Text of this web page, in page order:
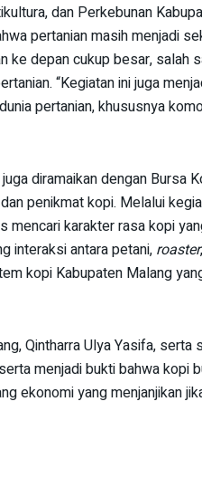
dan Perkebunan
pertanian masih menjadi
ke depan cukup besar, salah
“Kegiatan ini juga
pertanian, khususnya
diramaikan dengan Bursa
penikmat kopi. Melalui
mencari karakter rasa kopi
interaksi antara petani, roaster
kopi Kabupaten Malang
Qintharra Ulya Yasifa, serta
menjadi bukti bahwa kopi
ekonomi yang menjanjikan